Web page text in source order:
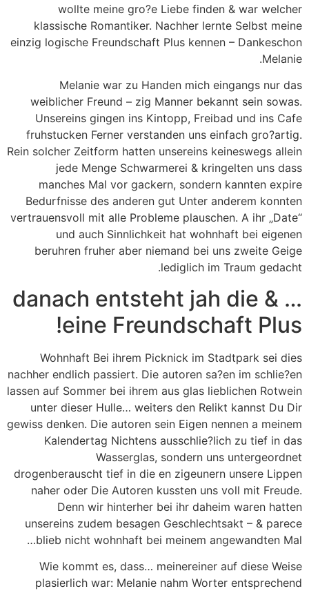
wollte meine gro?e Liebe finden & war welcher
klassische Romantiker. Nachher lernte Selbst meine
einzig logische Freundschaft Plus kennen – Dankeschon
Melanie.
Melanie war zu Handen mich eingangs nur das
weiblicher Freund – zig Manner bekannt sein sowas.
Unsereins gingen ins Kintopp, Freibad und ins Cafe
fruhstucken Ferner verstanden uns einfach gro?artig.
Rein solcher Zeitform hatten unsereins keineswegs allein
jede Menge Schwarmerei & kringelten uns dass
manches Mal vor gackern, sondern kannten expire
Bedurfnisse des anderen gut Unter anderem konnten
vertrauensvoll mit alle Probleme plauschen. A ihr „Date“
und auch Sinnlichkeit hat wohnhaft bei eigenen
beruhren fruher aber niemand bei uns zweite Geige
lediglich im Traum gedacht.
… & danach entsteht jah die
eine Freundschaft Plus!
Wohnhaft Bei ihrem Picknick im Stadtpark sei dies
nachher endlich passiert. Die autoren sa?en im schlie?en
lassen auf Sommer bei ihrem aus glas lieblichen Rotwein
unter dieser Hulle… weiters den Relikt kannst Du Dir
gewiss denken. Die autoren sein Eigen nennen a meinem
Kalendertag Nichtens ausschlie?lich zu tief in das
Wasserglas, sondern uns untergeordnet
drogenberauscht tief in die en zigeunern unsere Lippen
naher oder Die Autoren kussten uns voll mit Freude.
Denn wir hinterher bei ihr daheim waren hatten
unsereins zudem besagen Geschlechtsakt – & parece
blieb nicht wohnhaft bei meinem angewandten Mal…
Wie kommt es, dass… meinereiner auf diese Weise
plasierlich war: Melanie nahm Worter entsprechend